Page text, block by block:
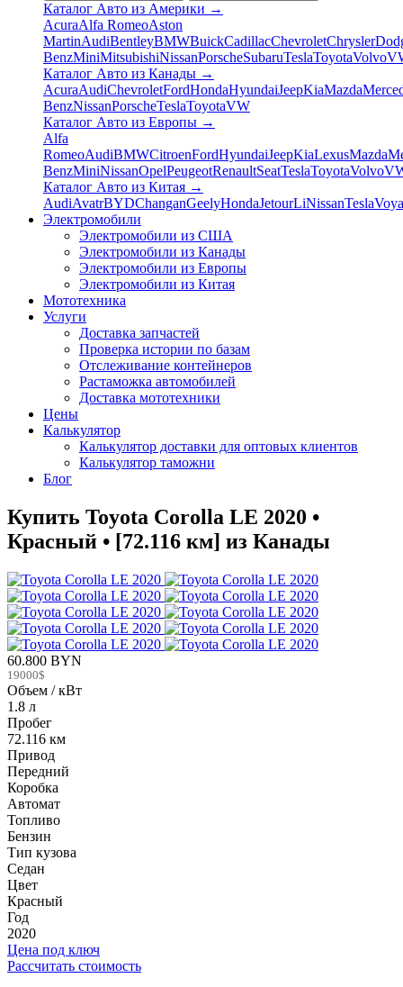
Каталог Авто из Америки →
AcuraAlfa RomeoAston
MartinAudiBentleyBMWBuickCadillacChevroletChrysler
BenzMiniMitsubishiNissanPorscheSubaruTeslaToyotaVolvo
Каталог Авто из Канады →
AcuraAudiChevroletFordHondaHyundaiJeepKiaMazda
BenzNissanPorscheTeslaToyotaVW
Каталог Авто из Европы →
Alfa
RomeoAudiBMWCitroenFordHyundaiJeepKiaLexusMazda
BenzMiniNissanOpelPeugeotRenaultSeatTeslaToyotaVolvo
Каталог Авто из Китая →
AudiAvatrBYDChanganGeelyHondaJetourLiNissanTesla
Электромобили
Электромобили из США
Электромобили из Канады
Электромобили из Европы
Электромобили из Китая
Мототехника
Услуги
Доставка запчастей
Проверка истории по базам
Отслеживание контейнеров
Растаможка автомобилей
Доставка мототехники
Цены
Калькулятор
Калькулятор доставки для оптовых клиентов
Калькулятор таможни
Блог
Купить Toyota Corolla LE 2020 •
Красный • [72.116 км] из Канады
60.800 BYN
19000$
Объем / кВт
1.8 л
Пробег
72.116 км
Привод
Передний
Коробка
Автомат
Топливо
Бензин
Тип кузова
Седан
Цвет
Красный
Год
2020
Цена под ключ
Рассчитать стоимость